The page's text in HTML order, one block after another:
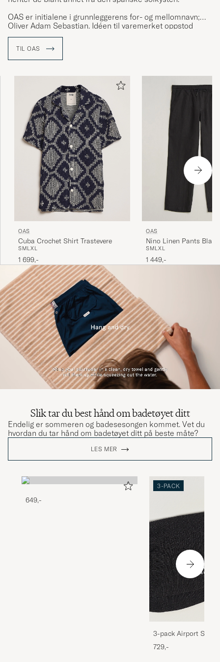
OAS er initialene i grunnleggerens for- og mellomnavn;
Oliver Adam Sebastian. Idéen til varemerket oppstod
under en av mange reiser til familiens sommerhus i
espadrillos, som man på den tiden (2010) ikke fant andre
steder i Skandinavia.
TIL OAS
OAS
Cuba Crochet Shirt Trastevere
SMLXL
1 699,-
OAS
Nino Linen Pants Black
SMLXL
1 449,-
Slik tar du best hånd om badetøyet ditt
Endelig er sommeren og badesesongen kommet. Vet du
hvordan du tar hånd om badetøyet ditt på beste måte?
LES MER
649,-
3-PACK
3-pack Airport
Melange
729,-